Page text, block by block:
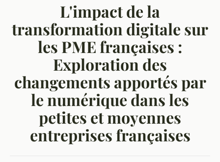
L'impact de la
transformation digitale sur
les PME françaises :
Exploration des
changements apportés par
le numérique dans les
petites et moyennes
entreprises françaises